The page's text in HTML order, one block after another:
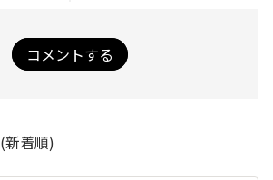
コメントする
(新着順)